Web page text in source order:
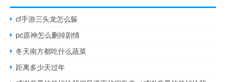
cf手游三头龙怎么躲
pc原神怎么删掉剧情
冬天南方都吃什么蔬菜
距离多少天过年